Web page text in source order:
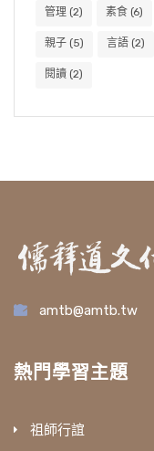
管理 (2) 素食 (6)
親子 (5) 言語 (2)
閱讀 (2)
amtb@amtb.tw
熱門學習主題
祖師行誼